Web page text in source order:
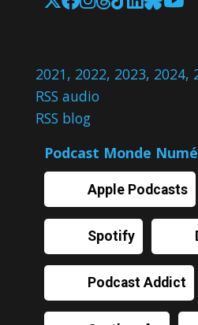
2021, 2022, 2023, 2024,
RSS audio
RSS blog
Podcast Monde
Apple Podcasts
Spotify
Podcast Addict